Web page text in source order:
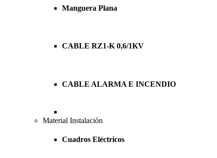
Manguera Plana
CABLE RZ1-K 0,6/1KV
CABLE ALARMA E INCENDIO
Material Instalación
Cuadros Eléctricos